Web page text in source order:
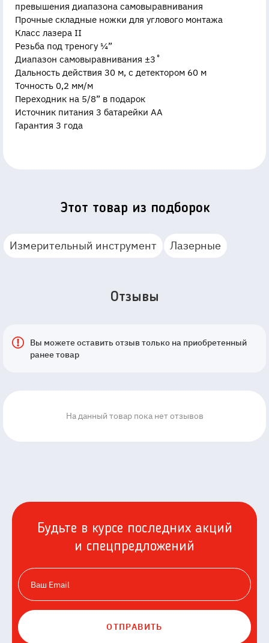
превышения диапазона самовыравнивания
Прочные складные ножки для углового монтажа
Класс лазера II
Резьба под треногу ¼”
Диапазон самовыравнивания ±3˚
Дальность действия 30 м, с детектором 60 м
Точность 0,2 мм/м
Переходник на 5/8” в подарок
Источник питания 3 батарейки АА
Гарантия 3 года
Этот товар из подборок
Измерительный инструмент Лазерные
Отзывы
Вы можете оставить отзыв только на приобретенный
ранее товар
На данный товар пока нет отзывов
Будьте в курсе последних акций
и спецпредложений
ОТПРАВИТЬ